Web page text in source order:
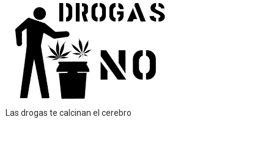
Las drogas te calcinan el cerebro